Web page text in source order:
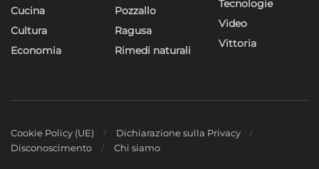
Cucina
Cultura
Economia
Pozzallo
Ragusa
Rimedi naturali
Tecnologie
Video
Vittoria
Cookie Policy (UE)
Dichiarazione sulla Privacy
Disconoscimento
Chi siamo